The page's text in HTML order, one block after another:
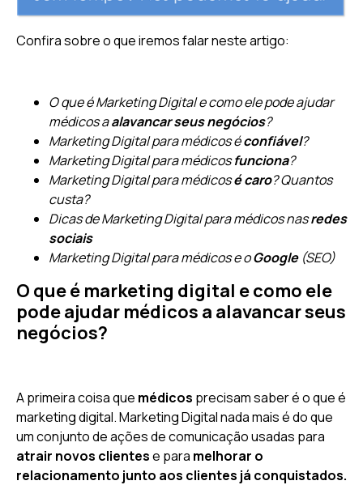
Confira sobre o que iremos falar neste artigo:
O que é Marketing Digital e como ele pode ajudar
médicos aalavancar seus negócios?
Marketing Digital para médicos éconfiável?
Marketing Digital para médicosfunciona?
Marketing Digital para médicosé caro? Quantos
custa?
Dicas de Marketing Digital para médicos nasredes
sociais
Marketing Digital para médicos e oGoogle (SEO)
O que é marketing digital e como ele
pode ajudar médicos a alavancar seus
negócios?
A primeira coisa que médicos precisam saber é o que é
marketing digital. Marketing Digital nada mais é do que
um conjunto de ações de comunicação usadas para
atrair novos clientese para melhorar o
relacionamento junto aos clientes já conquistados.